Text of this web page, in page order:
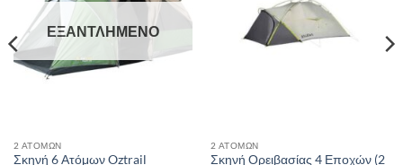
ΕΞΑΝΤΛΗΜΈΝΟ
2 ΑΤΌΜΩΝ
Σκηνή 6 Ατόμων Oztrail
2 ΑΤΌΜΩΝ
Σκηνή Ορειβασίας 4 Εποχών (2